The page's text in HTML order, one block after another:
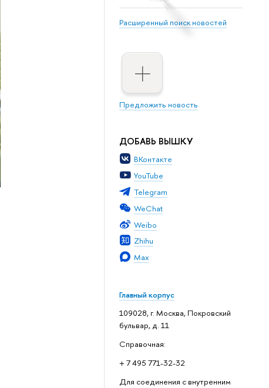
Расширенный поиск новостей
Предложить новость
ДОБАВЬ ВЫШКУ
ВКонтакте
YouTube
Telegram
WeChat
Weibo
Zhihu
Max
Главный корпус
109028, г. Москва, Покровский
бульвар, д. 11
Справочная:
+ 7 495 771-32-32
Для соединения с внутренним